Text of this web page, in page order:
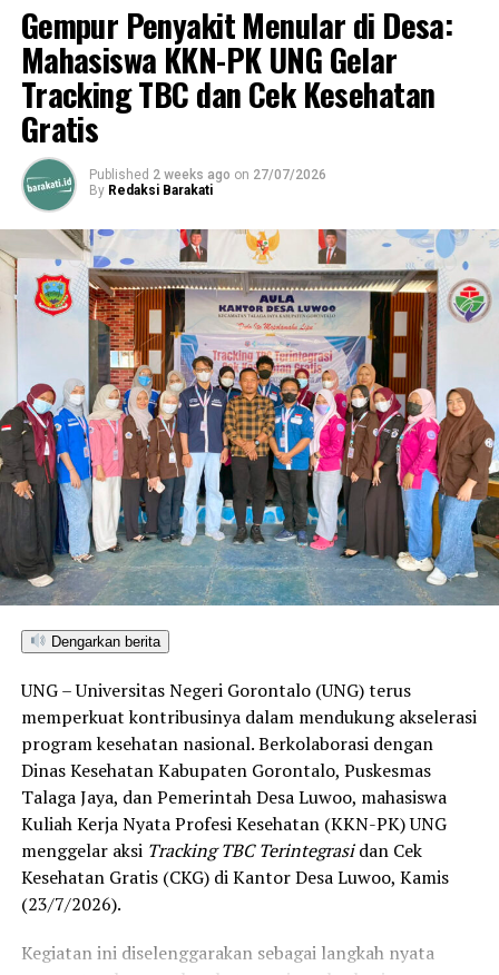
Gempur Penyakit Menular di Desa:
Mahasiswa KKN-PK UNG Gelar
Tracking TBC dan Cek Kesehatan
Gratis
Published 2 weeks ago on 27/07/2026
By Redaksi Barakati
Dengarkan berita
UNG – Universitas Negeri Gorontalo (UNG) terus
memperkuat kontribusinya dalam mendukung akselerasi
program kesehatan nasional. Berkolaborasi dengan
Dinas Kesehatan Kabupaten Gorontalo, Puskesmas
Talaga Jaya, dan Pemerintah Desa Luwoo, mahasiswa
Kuliah Kerja Nyata Profesi Kesehatan (KKN-PK) UNG
menggelar aksi Tracking TBC Terintegrasidan Cek
Kesehatan Gratis (CKG) di Kantor Desa Luwoo, Kamis
(23/7/2026).
Kegiatan ini diselenggarakan sebagai langkah nyata